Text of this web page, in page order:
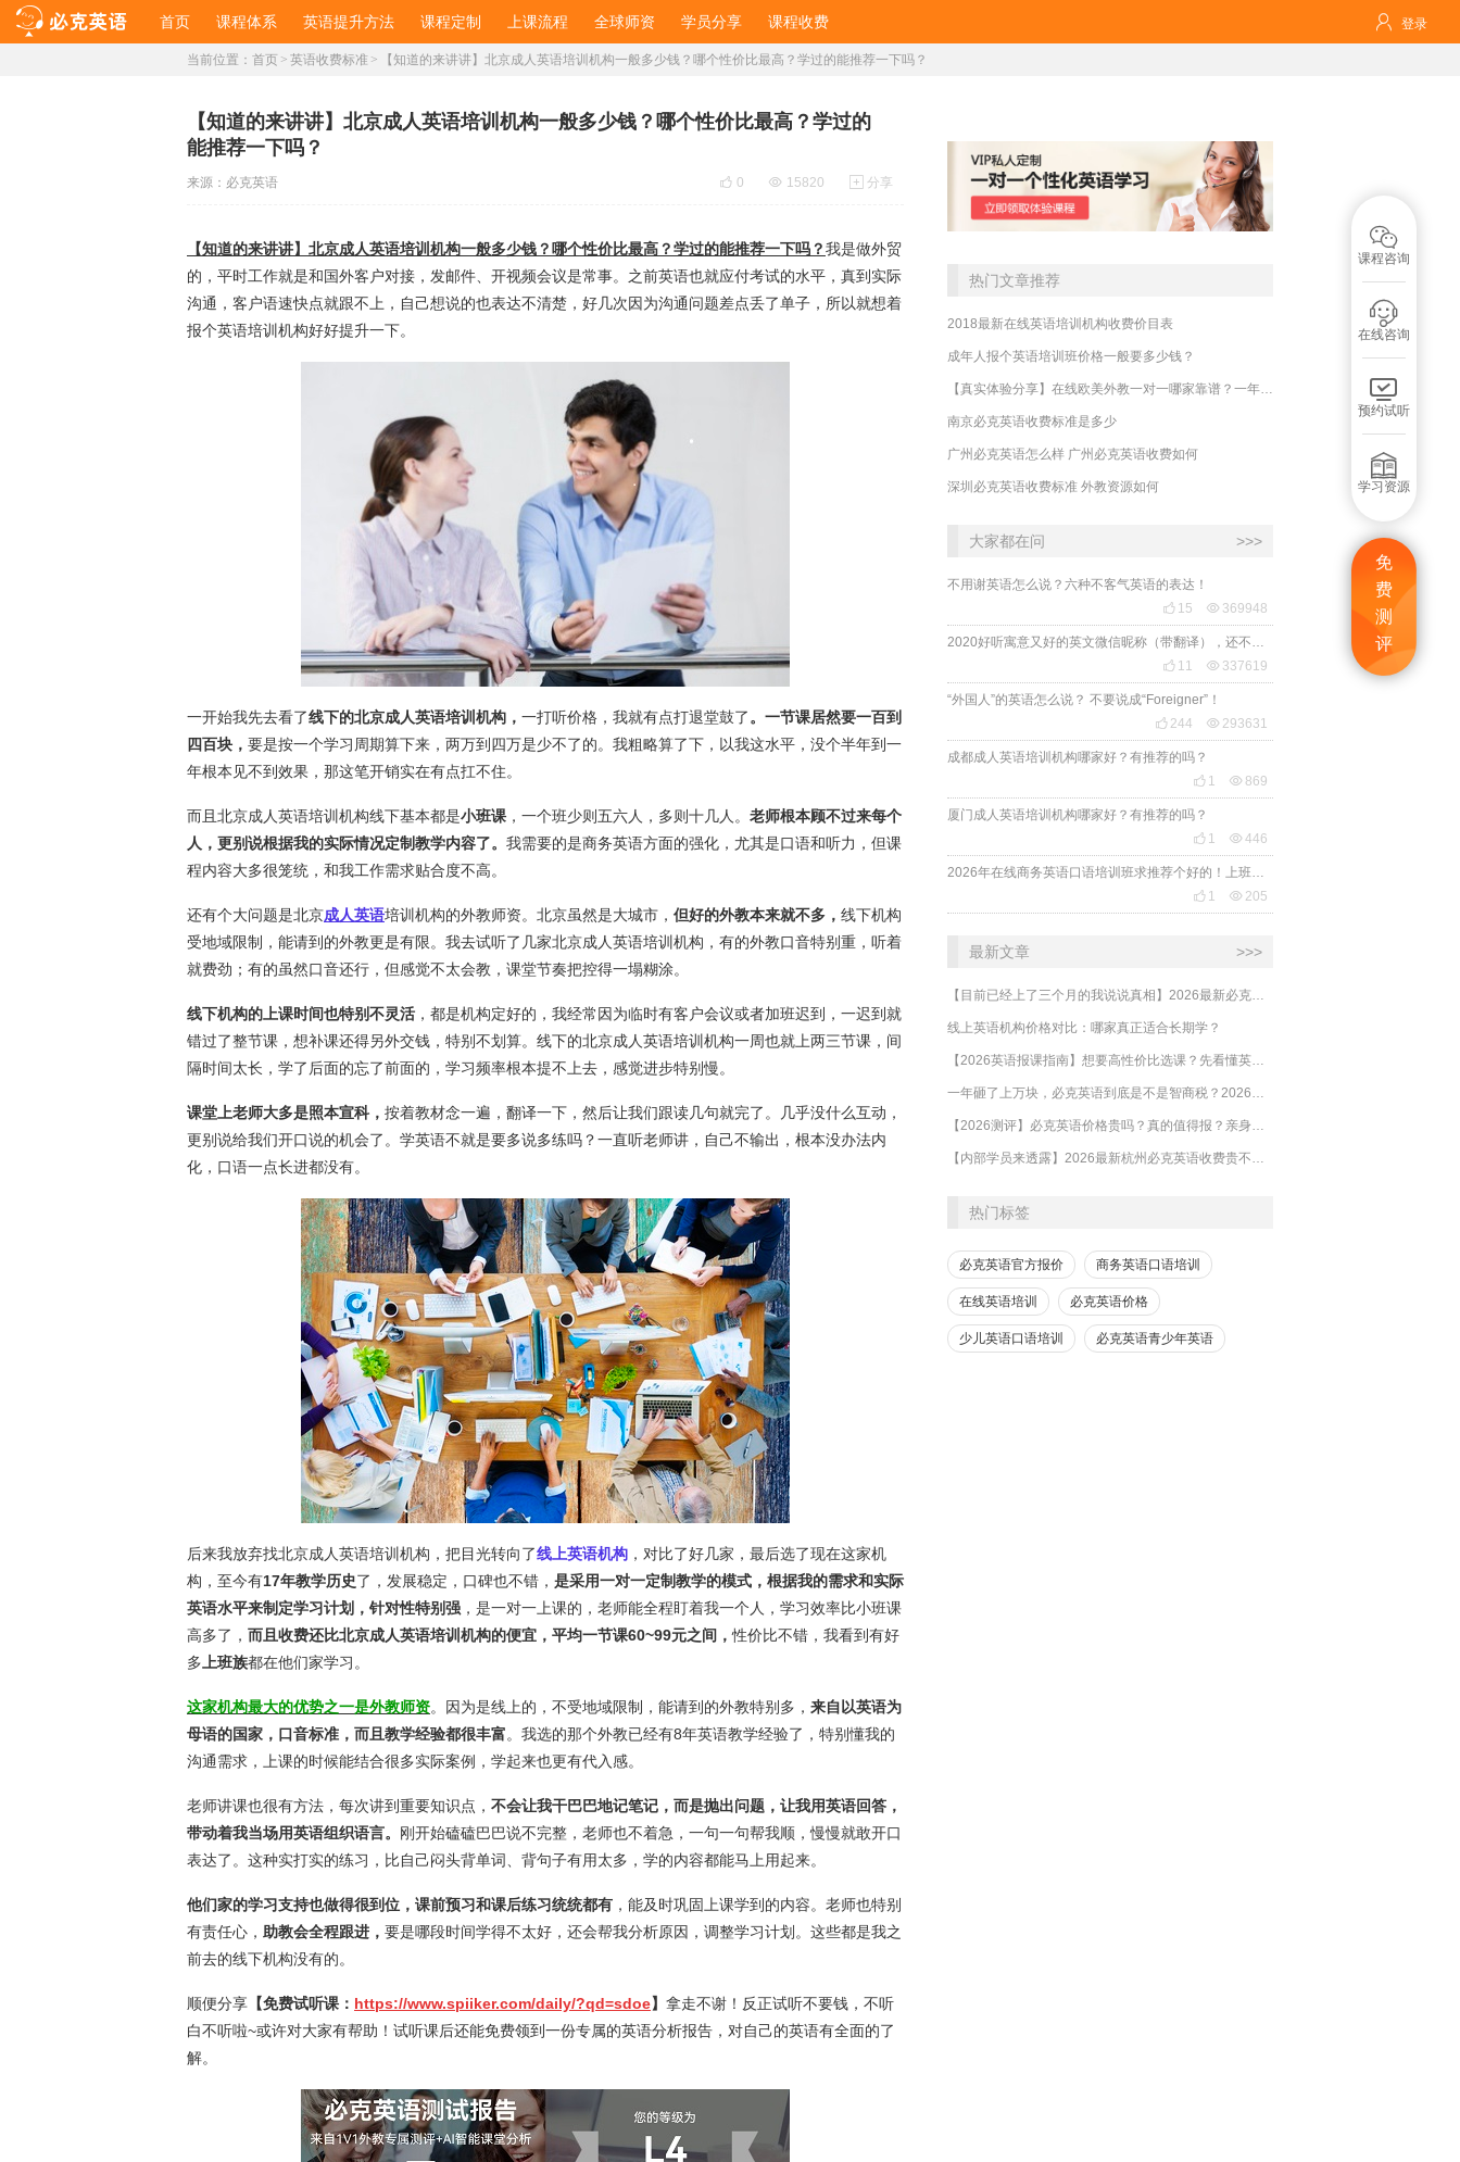
首页 课程体系 英语提升方法 课程定制 上课流程 全球师资 学员分享 课程收费  登录

课程咨询

在线咨询

预约试听

学习资源
免
费
测
评
当前位置： 首页 > 英语收费标准 > ​【知道的来讲讲】北京成人英语培训机构一般多少钱？哪个性价比最高？学过的能推荐一下吗？
​【知道的来讲讲】北京成人英语培训机构一般多少钱？哪个性价比最高？学过的
能推荐一下吗？
 0  15820  分享
来源： 必克英语
【知道的来讲讲】北京成人英语培训机构一般多少钱？哪个性价比最高？学过的能推荐一下吗？我是做外贸
的，平时工作就是和国外客户对接，发邮件、开视频会议是常事。之前英语也就应付考试的水平，真到实际
沟通，客户语速快点就跟不上，自己想说的也表达不清楚，好几次因为沟通问题差点丢了单子，所以就想着
报个英语培训机构好好提升一下。
一开始我先去看了线下的北京成人英语培训机构， 一打听价格，我就有点打退堂鼓了。一节课居然要一百到
四百块， 要是按一个学习周期算下来，两万到四万是少不了的。我粗略算了下，以我这水平，没个半年到一
年根本见不到效果，那这笔开销实在有点扛不住。
而且北京成人英语培训机构线下基本都是小班课 ，一个班少则五六人，多则十几人。 老师根本顾不过来每个
人，更别说根据我的实际情况定制教学内容了。 我需要的是商务英语方面的强化，尤其是口语和听力，但课
程内容大多很笼统，和我工作需求贴合度不高。
还有个大问题是北京成人英语培训机构的外教师资。北京虽然是大城市， 但好的外教本来就不多， 线下机构
受地域限制，能请到的外教更是有限。我去试听了几家北京成人英语培训机构，有的外教口音特别重，听着
就费劲；有的虽然口音还行，但感觉不太会教，课堂节奏把控得一塌糊涂。
线下机构的上课时间也特别不灵活 ，都是机构定好的，我经常因为临时有客户会议或者加班迟到，一迟到就
错过了整节课，想补课还得另外交钱，特别不划算。线下的北京成人英语培训机构一周也就上两三节课，间
隔时间太长，学了后面的忘了前面的，学习频率根本提不上去，感觉进步特别慢。
课堂上老师大多是照本宣科， 按着教材念一遍，翻译一下，然后让我们跟读几句就完了。几乎没什么互动，
更别说给我们开口说的机会了。学英语不就是要多说多练吗？一直听老师讲，自己不输出，根本没办法内
化，口语一点长进都没有。
后来我放弃找北京成人英语培训机构，把目光转向了线上英语机构 ，对比了好几家，最后选了现在这家机
构，至今有17年教学历史了，发展稳定，口碑也不错， 是采用一对一定制教学的模式，根据我的需求和实际
英语水平来制定学习计划，针对性特别强 ，是一对一上课的，老师能全程盯着我一个人，学习效率比小班课
高多了， 而且收费还比北京成人英语培训机构的便宜， 平均一节课60~99元之间，性价比不错，我看到有好
多 上班族都在他们家学习。
这家机构最大的优势之一是外教师资。因为是线上的，不受地域限制，能请到的外教特别多， 来自以英语为
母语的国家，口音标准，而且教学经验都很丰富。我选的那个外教已经有8年英语教学经验了，特别懂我的
沟通需求，上课的时候能结合很多实际案例，学起来也更有代入感。
老师讲课也很有方法，每次讲到重要知识点， 不会让我干巴巴地记笔记，而是抛出问题，让我用英语回答，
带动着我当场用英语组织语言。 刚开始磕磕巴巴说不完整，老师也不着急，一句一句帮我顺，慢慢就敢开口
表达了。这种实打实的练习，比自己闷头背单词、背句子有用太多，学的内容都能马上用起来。
他们家的学习支持也做得很到位，课前预习和课后练习统统都有 ，能及时巩固上课学到的内容。老师也特别
有责任心， 助教会全程跟进， 要是哪段时间学得不太好，还会帮我分析原因，调整学习计划。这些都是我之
前去的线下机构没有的。
顺便分享 【免费试听课： https://www.spiiker.com/daily/?qd=sdoe】 拿走不谢！反正试听不要钱，不听
白不听啦~或许对大家有帮助！试听课后还能免费领到一份专属的英语分析报告，对自己的英语有全面的了
解。
热门文章推荐
2018最新在线英语培训机构收费价目表
成年人报个英语培训班价格一般要多少钱？
南京必克英语收费标准是多少
广州必克英语怎么样 广州必克英语收费如何
深圳必克英语收费标准 外教资源如何
大家都在问 >>>
不用谢英语怎么说？六种不客气英语的表达！
 15  369948
 11  337619
“外国人”的英语怎么说？ 不要说成“Foreigner”！
 244  293631
成都成人英语培训机构哪家好？有推荐的吗？
 1  869
厦门成人英语培训机构哪家好？有推荐的吗？
 1 446
 1  205
最新文章 >>>
线上英语机构价格对比：哪家真正适合长期学？
热门标签
必克英语官方报价 商务英语口语培训
在线英语培训 必克英语价格
少儿英语口语培训 必克英语青少年英语